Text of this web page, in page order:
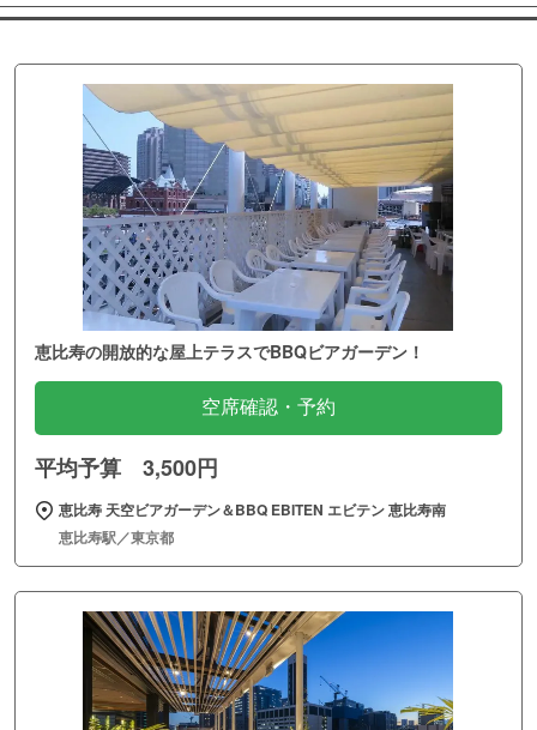
恵比寿の開放的な屋上テラスでBBQビアガーデン！
空席確認・予約
平均予算 3,500円
恵比寿 天空ビアガーデン＆BBQ EBITEN エビテン 恵比寿南
恵比寿駅／東京都